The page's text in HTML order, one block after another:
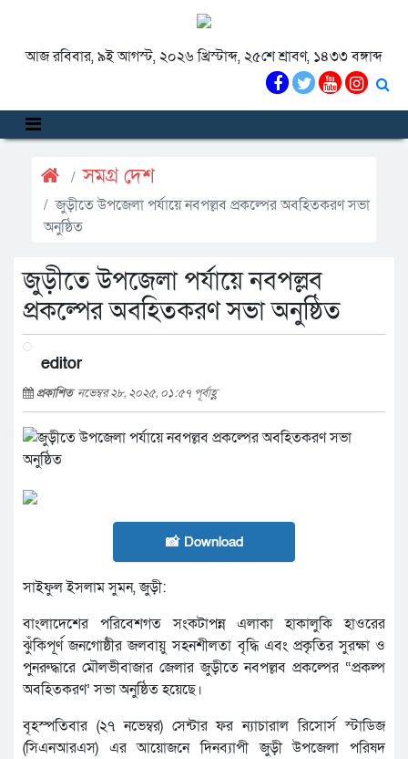
আজ রবিবার, ৯ই আগস্ট, ২০২৬ খ্রিস্টাব্দ, ২৫শে শ্রাবণ, ১৪৩৩ বঙ্গাব্দ
সমগ্র দেশ
জুড়ীতে উপজেলা পর্যায়ে নবপল্লব প্রকল্পের অবহিতকরণ সভা
অনুষ্ঠিত
জুড়ীতে উপজেলা পর্যায়ে নবপল্লব
প্রকল্পের অবহিতকরণ সভা অনুষ্ঠিত
editor
প্রকাশিত নভেম্বর ২৮, ২০২৫, ০১:৫৭ পূর্বাহ্ণ
📸 Download
সাইফুল ইসলাম সুমন, জুড়ী:
বাংলাদেশের পরিবেশগত সংকটাপন্ন এলাকা হাকালুকি হাওরের
ঝুঁকিপূর্ণ জনগোষ্ঠীর জলবায়ু সহনশীলতা বৃদ্ধি এবং প্রকৃতির সুরক্ষা ও
পুনরুদ্ধারে মৌলভীবাজার জেলার জুড়ীতে নবপল্লব প্রকল্পের “প্রকল্প
অবহিতকরণ’ সভা অনুষ্ঠিত হয়েছে।
বৃহস্পতিবার (২৭ নভেম্বর) সেন্টার ফর ন্যাচারাল রিসোর্স স্টাডিজ
(সিএনআরএস) এর আয়োজনে দিনব্যাপী জুড়ী উপজেলা পরিষদ